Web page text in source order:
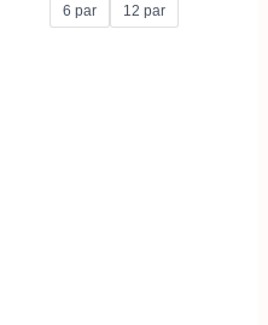
6 par 12 par